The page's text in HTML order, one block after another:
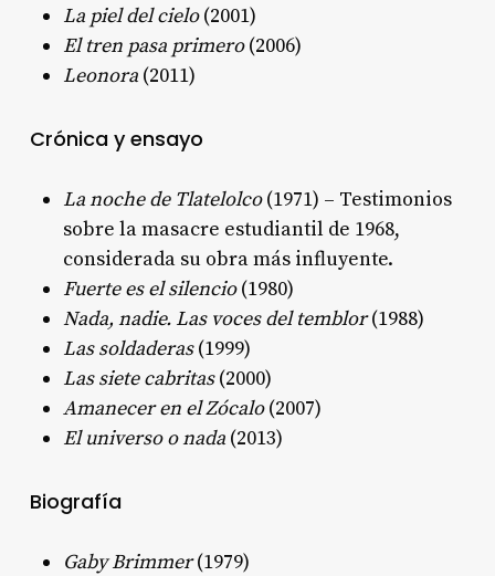
La piel del cielo(2001)
El tren pasa primero(2006)
Leonora(2011)
Crónica y ensayo
La noche de Tlatelolco(1971) – Testimonios
sobre la masacre estudiantil de 1968,
considerada su obra más influyente.
Fuerte es el silencio(1980)
Nada, nadie. Las voces del temblor(1988)
Las soldaderas(1999)
Las siete cabritas(2000)
Amanecer en el Zócalo(2007)
El universo o nada(2013)
Biografía
Gaby Brimmer(1979)